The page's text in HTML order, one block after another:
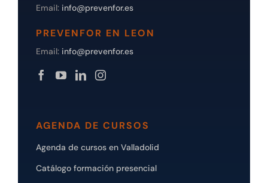
Email: info@prevenfor.es
PREVENFOR EN LEON
Email: info@prevenfor.es
AGENDA DE CURSOS
Agenda de cursos en Valladolid
Catálogo formación presencial